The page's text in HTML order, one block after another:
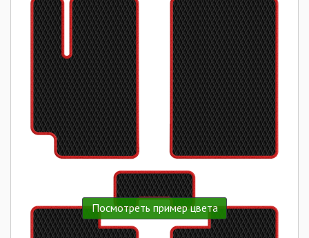
Посмотреть пример цвета